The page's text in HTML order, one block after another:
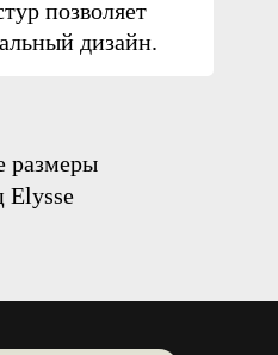
позволяет
дизайн.
размеры
Elysse